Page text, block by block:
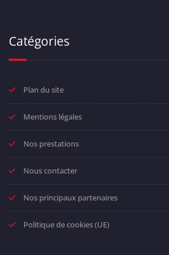
Catégories
Plan du site
Mentions légales
Nos prestations
Nous contacter
Nos principaux partenaires
Politique de cookies (UE)